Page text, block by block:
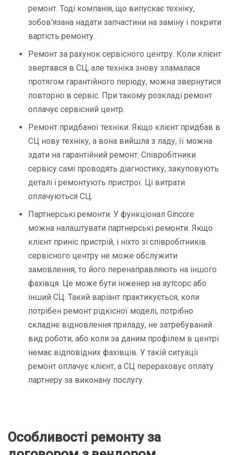
ремонт. Тоді компанія, що випускає техніку,
зобов'язана надати запчастини на заміну і покрити
вартість ремонту.
Ремонт за рахунок сервісного центру. Коли клієнт
звертався в СЦ, але техніка знову зламалася
протягом гарантійного періоду, можна звернутися
повторно в сервіс. При такому розкладі ремонт
оплачує сервісний центр.
Ремонт придбаної техніки. Якщо клієнт придбав в
СЦ нову техніку, а вона вийшла з ладу, її можна
здати на гарантійний ремонт. Співробітники
сервісу самі проводять діагностику, закуповують
деталі і ремонтують пристрої. Ці витрати
оплачуються СЦ.
Партнерські ремонти. У функціонал Gincore
можна налаштувати партнерські ремонти. Якщо
клієнт приніс пристрій, і ніхто зі співробітників
сервісного центру не може обслужити
замовлення, то його перенаправляють на іншого
фахівця. Це може бути інженер на аутсорс або
інший СЦ. Такий варіант практикується, коли
потрібен ремонт рідкісної моделі, потрібно
складне відновлення приладу, не затребуваний
вид роботи, або коли за даним профілем в центрі
немає відповідних фахівців. У такій ситуації
ремонт оплачує клієнт, а СЦ перераховує оплату
партнеру за виконану послугу.
Особливості ремонту за